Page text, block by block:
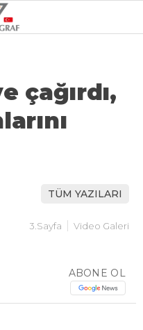
27.4°
VİDEO
çağırdı,
TÜM YAZILARI
3.Sayfa Video Galeri
ABONE OL